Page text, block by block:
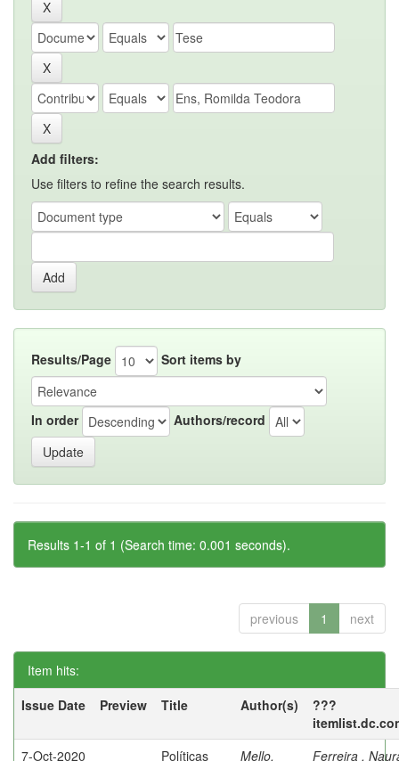
Add filters:
Use filters to refine the search results.
Results/Page Sort items by
In order Authors/record
Results 1-1 of 1 (Search time: 0.001 seconds).
previous 1 next
Item hits:
Issue Date
Preview Title Author(s)
???
7-Oct-2020
Políticas Mello, Ferreira ,